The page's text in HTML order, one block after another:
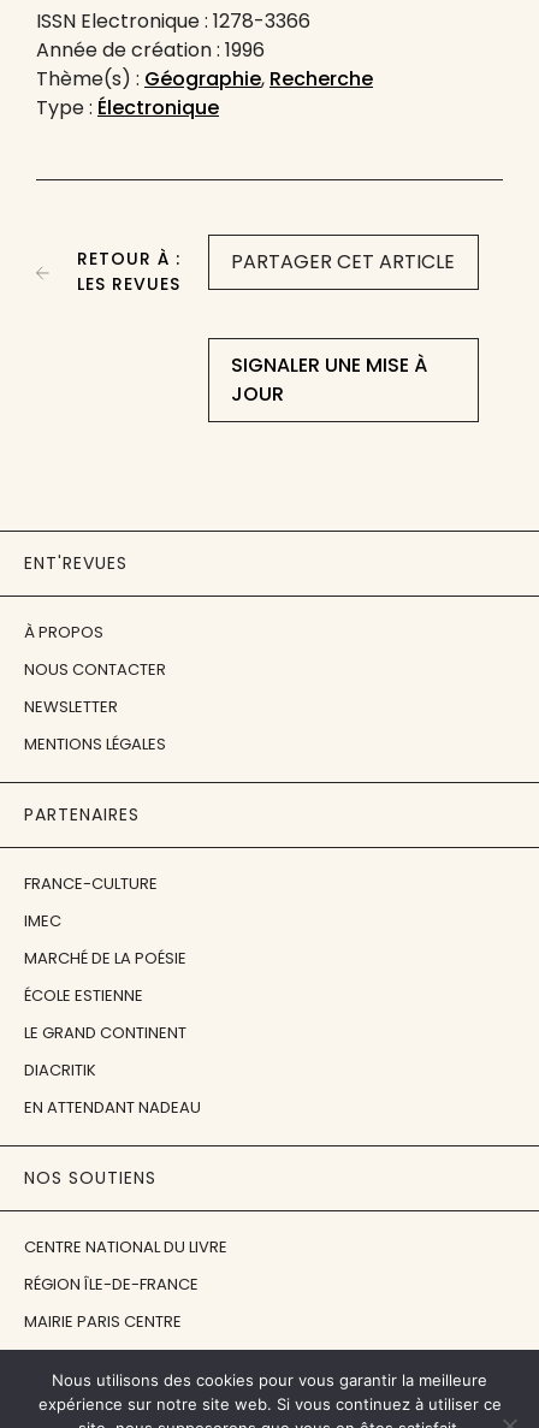
ISSN Electronique : 1278-3366
Année de création : 1996
Thème(s) : Géographie, Recherche
Type : Électronique
PARTAGER CET ARTICLE
SIGNALER UNE MISE À
JOUR
RETOUR À :
LES REVUES
ENT'REVUES
À PROPOS
NOUS CONTACTER
NEWSLETTER
MENTIONS LÉGALES
PARTENAIRES
FRANCE-CULTURE
IMEC
MARCHÉ DE LA POÉSIE
ÉCOLE ESTIENNE
LE GRAND CONTINENT
DIACRITIK
EN ATTENDANT NADEAU
NOS SOUTIENS
CENTRE NATIONAL DU LIVRE
RÉGION ÎLE-DE-FRANCE
MAIRIE PARIS CENTRE
FONDATION JAN MICHALSKI
Nous utilisons des cookies pour vous garantir la meilleure
expérience sur notre site web. Si vous continuez à utiliser ce